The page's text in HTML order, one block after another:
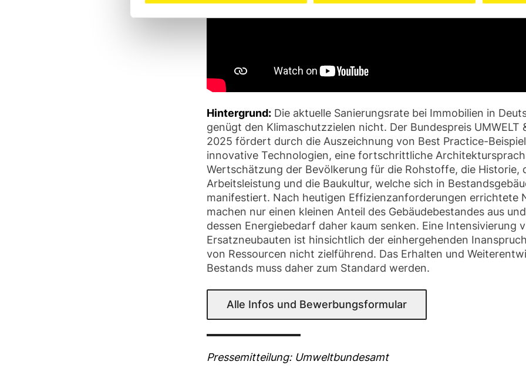
Hintergrund: Die aktuelle Sanierungsrate bei Immobilien in
genügt den Klimaschutzzielen nicht. Der Bundespreis UMWELT
2025 fördert durch die Auszeichnung von Best Practice-
innovative Technologien, eine fortschrittliche
Wertschätzung der Bevölkerung für die Rohstoffe, die Historie,
Arbeitsleistung und die Baukultur, welche sich in
manifestiert. Nach heutigen Effizienzanforderungen errichtete
machen nur einen kleinen Anteil des Gebäudebestandes aus
dessen Energiebedarf daher kaum senken. Eine Intensivierung
Ersatzneubauten ist hinsichtlich der einhergehenden
von Ressourcen nicht zielführend. Das Erhalten und
Bestands muss daher zum Standard werden.
Alle Infos und Bewerbungsformular
Pressemitteilung: Umweltbundesamt